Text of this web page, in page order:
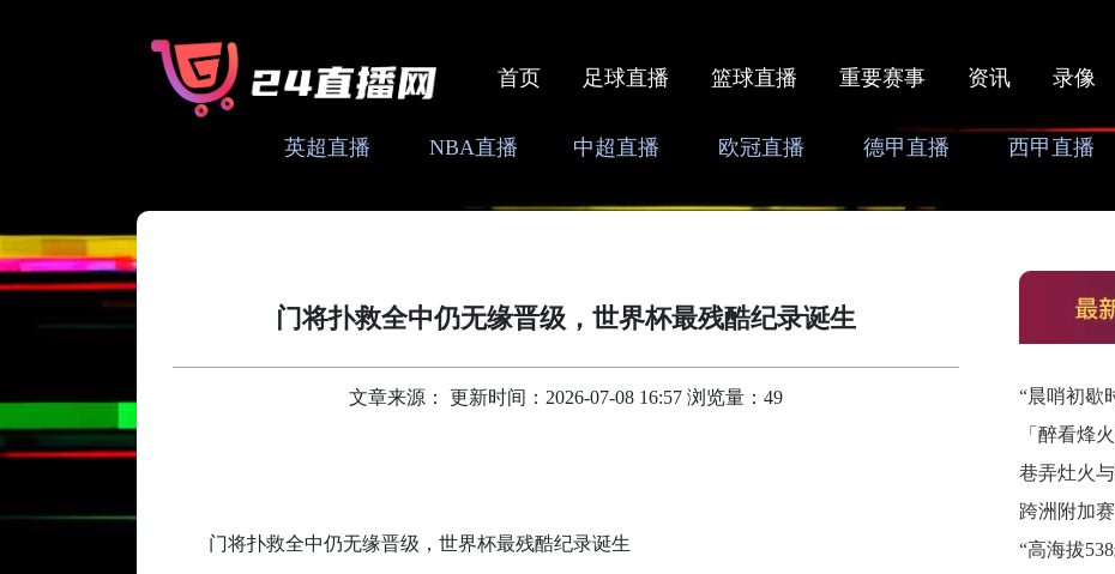
首页 足球直播 篮球直播 重要赛事 资讯 录像
英超直播 NBA直播 中超直播 欧冠直播 德甲直播 西甲直播
门将扑救全中仍无缘晋级，世界杯最残酷纪录诞生
文章来源： 更新时间：2026-07-08 16:57 浏览量：49
门将扑救全中仍无缘晋级，世界杯最残酷纪录诞生
“晨哨初歇
「醉看烽
巷弄灶火